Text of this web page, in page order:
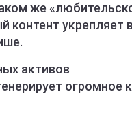
же
контент укрепляет
активов
огромное